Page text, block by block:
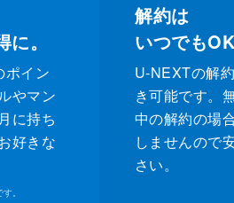
。
ポイン
やマン
に持ち
好きな
。
解約は
いつでもOK
U-NEXTの解
き可能です。
中の解約の場
しませんので
さい。